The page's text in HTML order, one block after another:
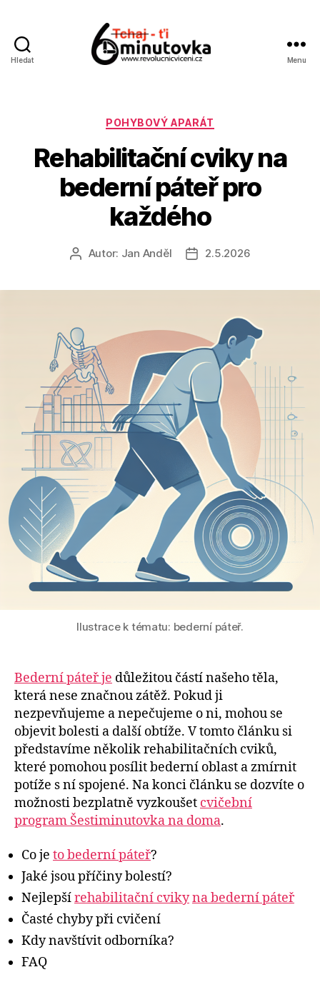
Hledat Menu
Rubriky
POHYBOVÝ APARÁT
Rehabilitační cviky na
bederní páteř pro
každého
AutorAutor: Jan Anděl
Datum
2.5.2026
Ilustrace k tématu: bederní páteř.
Bederní páteř je důležitou částí našeho těla,
která nese značnou zátěž. Pokud ji
nezpevňujeme a nepečujeme o ni, mohou se
objevit bolesti a další obtíže. V tomto článku si
představíme několik rehabilitačních cviků,
které pomohou posílit bederní oblast a zmírnit
potíže s ní spojené. Na konci článku se dozvíte o
možnosti bezplatně vyzkoušet cvičební
program Šestiminutovka na doma.
Co je to bederní páteř?
Jaké jsou příčiny bolestí?
Nejlepšírehabilitační cvikyna bederní páteř
Časté chyby při cvičení
Kdy navštívit odborníka?
FAQ